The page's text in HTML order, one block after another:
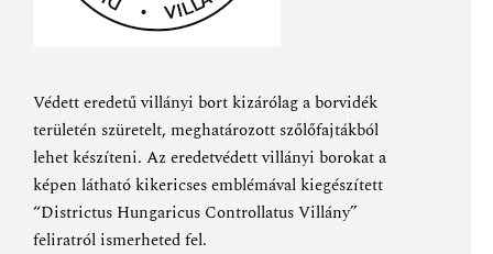
Védett eredetű villányi bort kizárólag a borvidék
területén szüretelt, meghatározott szőlőfajtákból
lehet készíteni. Az eredetvédett villányi borokat a
képen látható kikericses emblémával kiegészített
“Districtus Hungaricus Controllatus Villány”
feliratról ismerheted fel.